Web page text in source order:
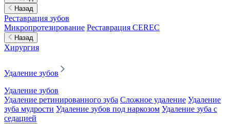
Назад
Реставрация зубов
Микропротезирование Реставрация CEREC
Назад
Хирургия
Удаление зубов
Удаление зубов
Удаление ретинированного зуба Сложное удаление Удаление
зуба мудрости Удаление зубов под наркозом Удаление зуба с
седацией